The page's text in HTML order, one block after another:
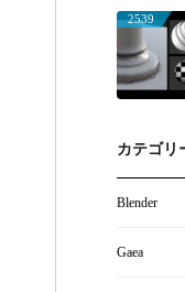
2539
カテゴリ
Blender
Gaea